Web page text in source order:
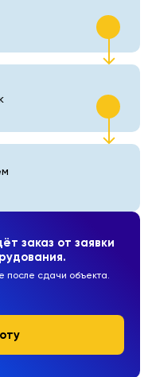
заказ от заявки
после сдачи объекта.